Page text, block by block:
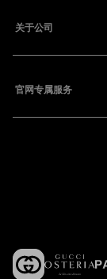
关于公司
官网专属服务